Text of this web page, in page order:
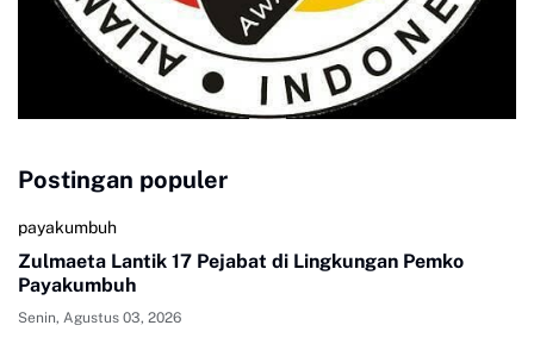
Postingan populer
payakumbuh
Zulmaeta Lantik 17 Pejabat di Lingkungan Pemko
Payakumbuh
Senin, Agustus 03, 2026